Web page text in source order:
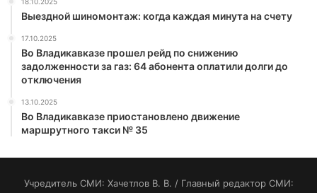
Выездной шиномонтаж: когда каждая минута на счету
17.10.2025
Во Владикавказе прошел рейд по снижению
задолженности за газ: 64 абонента оплатили долги до
отключения
13.10.2025
Во Владикавказе приостановлено движение
маршрутного такси № 35
Учредитель СМИ: Хaчeтлoв B. B. / Главный редактор СМИ: